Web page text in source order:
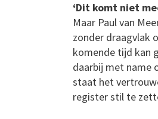
‘Dit komt niet
Maar Paul van
zonder draagvlak
komende tijd kan
daarbij met name
staat het
register stil te